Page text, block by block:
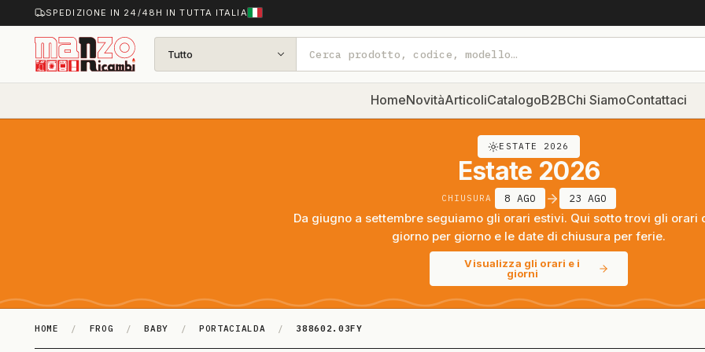
SPEDIZIONE IN 24/48H IN TUTTA ITALIA
Tutto
HomeNovitàArticoliCatalogoB2BChi SiamoContattaci
ESTATE 2026
Estate 2026
CHIUSURA 8 AGO 23 AGO
Da giugno a settembre seguiamo gli orari estivi. Qui sotto trovi gli orari
giorno per giorno e le date di chiusura per ferie.
Visualizza gli orari e i
giorni
HOME / FROG / BABY / PORTACIALDA / 388602.03FY